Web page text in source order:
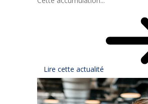
Lire cette actualité